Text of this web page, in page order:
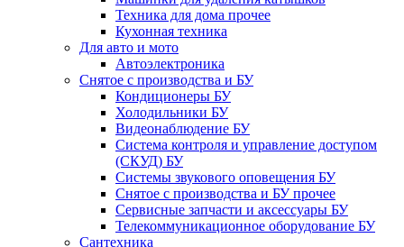
Техника для дома прочее
Кухонная техника
Для авто и мото
Автоэлектроника
Снятое с производства и БУ
Кондиционеры БУ
Холодильники БУ
Видеонаблюдение БУ
Система контроля и управление доступом
(СКУД) БУ
Системы звукового оповещения БУ
Снятое с производства и БУ прочее
Сервисные запчасти и аксессуары БУ
Телекоммуникационное оборудование БУ
Сантехника